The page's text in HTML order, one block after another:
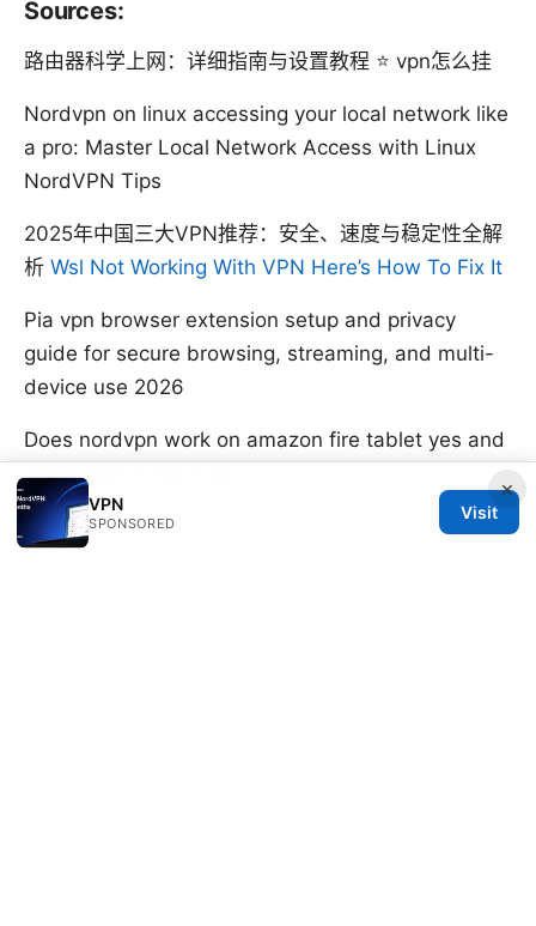
Sources:
路由器科学上网：详细指南与设置教程 ⭐ vpn怎么挂
Nordvpn on linux accessing your local network like
a pro: Master Local Network Access with Linux
NordVPN Tips
2025年中国三大VPN推荐：安全、速度与稳定性全解
析 Wsl Not Working With VPN Here’s How To Fix It
Pia vpn browser extension setup and privacy
guide for secure browsing, streaming, and multi-
device use 2026
Does nordvpn work on amazon fire tablet yes and
heres how to set it up
×
VPN
SPONSORED
Visit